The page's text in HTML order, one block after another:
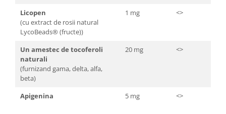
Licopen
(cu extract de rosii natural
LycoBeads® (fructe))
1 mg <>
Un amestec de tocoferoli
naturali
(furnizand gama, delta, alfa,
beta)
20 mg <>
Apigenina 5 mg <>